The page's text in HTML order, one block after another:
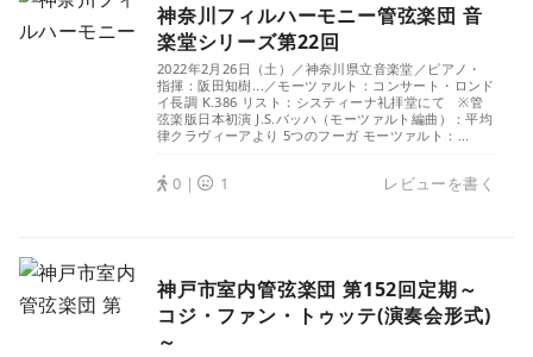
神奈川フィルハーモニー管弦楽団 音
楽堂シリーズ第22回
2022年2月26日（土）／神奈川県立音楽堂／ピアノ・
指揮：阪田知樹...／モーツァルト：コンサート・ロンド
イ長調 K.386 リスト：システィーナ礼拝堂にて ※管
弦楽版日本初演 J.S.バッハ（モーツァルト編曲）：平均
律クラヴィーアより 5つのフーガ モーツァルト：...
0｜ 1 レビューを書く
神戸市室内管弦楽団 第152回定期～
コジ・ファン・トゥッテ(演奏会形式)
～